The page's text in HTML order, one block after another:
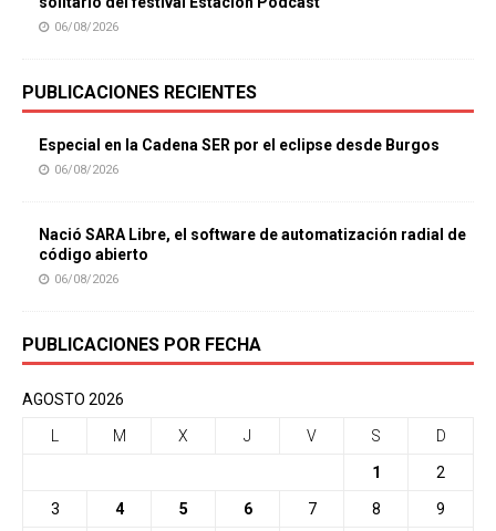
06/08/2026
PUBLICACIONES RECIENTES
Especial en la Cadena SER por el eclipse desde Burgos
06/08/2026
Nació SARA Libre, el software de automatización radial de
código abierto
06/08/2026
PUBLICACIONES POR FECHA
AGOSTO 2026
M X J V S D
1 2
3 4 5 6 7 8 9